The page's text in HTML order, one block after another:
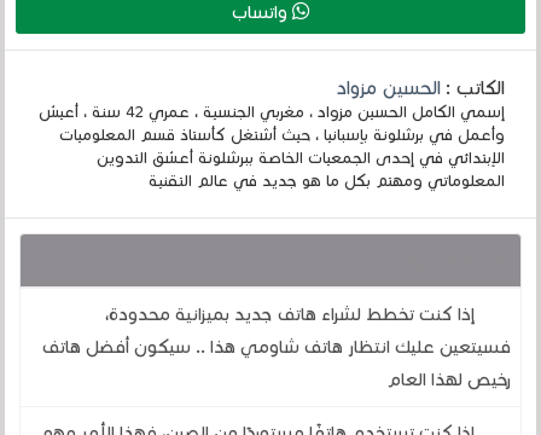
واتساب
الكاتب :الحسين مزواد
إسمي الكامل الحسين مزواد ، مغربي الجنسية ، عمري 42 سنة ، أعيش
وأعمل في برشلونة بإسبانيا ، حيث أشتغل كأستاذ قسم المعلوميات
الإبتدائي في إحدى الجمعيات الخاصة ببرشلونة أعشق التدوين
المعلوماتي ومهتم بكل ما هو جديد في عالم التقنية
إذا كنت تخطط لشراء هاتف جديد بميزانية محدودة،
فسيتعين عليك انتظار هاتف شاومي هذا .. سيكون أفضل هاتف
رخيص لهذا العام